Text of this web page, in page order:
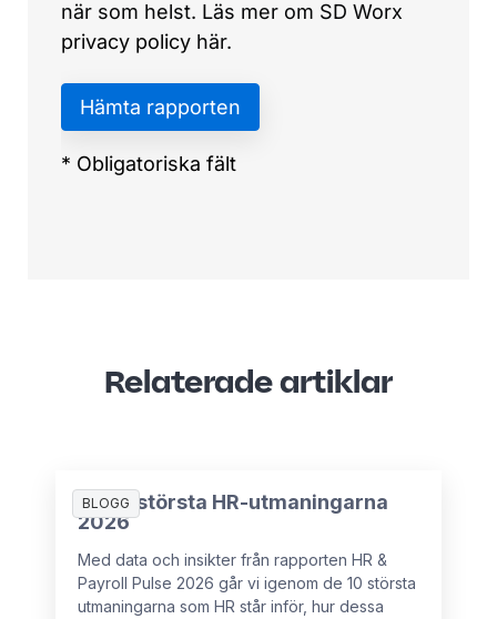
Relaterade artiklar
BLOGG
De 10 största HR-utmaningarna
2026
Med data och insikter från rapporten HR &
Payroll Pulse 2026 går vi igenom de 10 största
utmaningarna som HR står inför, hur dessa